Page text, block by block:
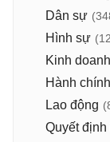
Dân sự
Hình sự
Kinh
Hành chính
Lao động
Quyết định